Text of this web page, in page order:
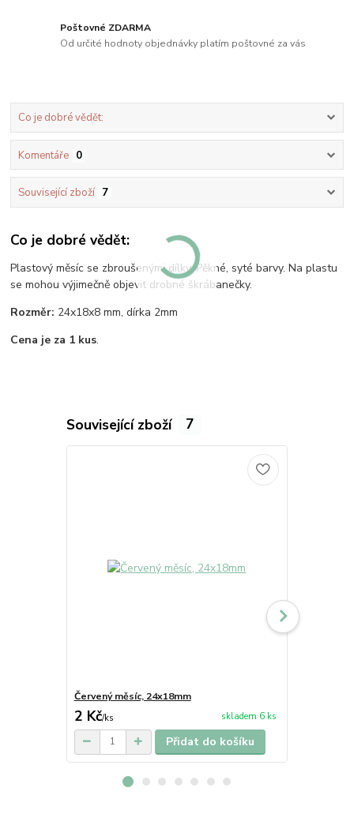
Poštovné ZDARMA
Od určité hodnoty objednávky platím poštovné za vás
Co je dobré vědět:
Komentáře 0
Související zboží 7
Co je dobré vědět:
Plastový měsíc se zbroušenými dílky. Pěkné, syté barvy. Na plastu
se mohou výjimečně objevit drobné škrábanečky.
Rozměr: 24x18x8 mm, dírka 2mm
Cena je za 1 kus.
Související zboží 7
Červený měsíc, 24x18mm
2 Kč/ks skladem 6 ks
Přidat do košíku